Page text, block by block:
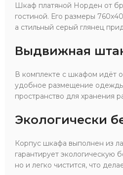
Шкаф платяной Норден от
гостиной. Его размеры
а стильный серый глянец
Выдвижная
В комплекте с шкафом идёт
удобное размещение
пространство для хранения
Экологически
Корпус шкафа выполнен из
гарантирует экологическую
но и легко чистится, что